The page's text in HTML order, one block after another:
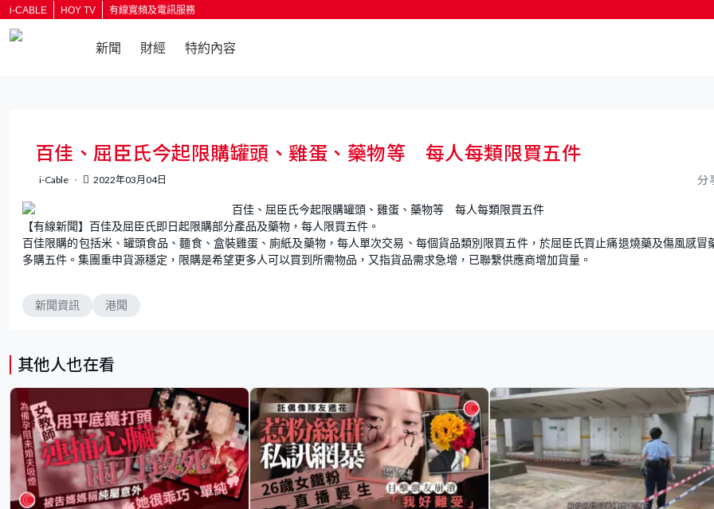
i-CABLE HOY TV 有線寬頻及電訊服務
新聞 財經 特約內容
百佳、屈臣氏今起限購罐頭、雞蛋、藥物等 每人每類限買五件
i-Cable 2022年03月04日 分
【有線新聞】百佳及屈臣氏即日起限購部分產品及藥物，每人限買五件。
百佳限購的包括米、罐頭食品、麵食、盒裝雞蛋、廁紙及藥物，每人單次交易、每個貨品類別限買五件，於屈臣氏買止痛退燒藥及傷風感冒
多購五件。集團重申貨源穩定，限購是希望更多人可以買到所需物品，又指貨品需求急增，已聯繫供應商增加貨量。
新聞資訊 港聞
其他人也在看